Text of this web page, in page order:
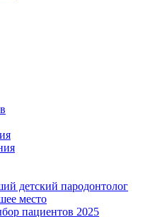
детский пародонтолог
место
пациентов 2025